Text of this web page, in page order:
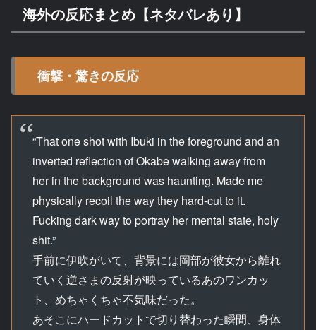
海外の反応まとめ【ネタバレあり】
衝撃・驚きの反応
“That one shot with Ibuki in the foreground and an
inverted reflection of Okabe walking away from
her in the background was haunting. Made me
physically recoil the way they hard-cut to it.
Fucking dark way to portray her mental state, holy
shit.”
手前に伊吹がいて、背景には岡部が彼女から離れ
ていく逆さまの反射が映っているあのワンカッ
ト、めちゃくちゃ不気味だった。
あそこにハードカットで切り替わった瞬間、身体